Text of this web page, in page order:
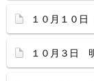
１０月１０
１０月３日